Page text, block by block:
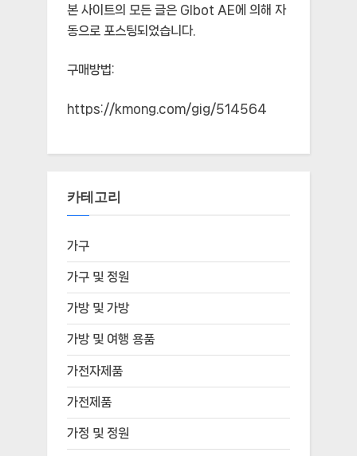
본 사이트의 모든 글은 Glbot AE에 의해 자
동으로 포스팅되었습니다.
구매방법:
https://kmong.com/gig/514564
카테고리
가구
가구 및 정원
가방 및 가방
가방 및 여행 용품
가전자제품
가전제품
가정 및 정원